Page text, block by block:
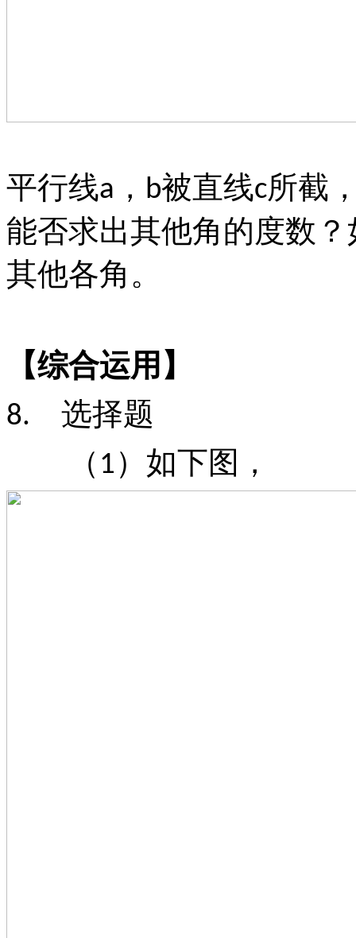
平行线a ， b被直线c所截
能否求出其他角的度数
其他各角。
【综合运用】
8.
选择题
（ 1 ）如下图，